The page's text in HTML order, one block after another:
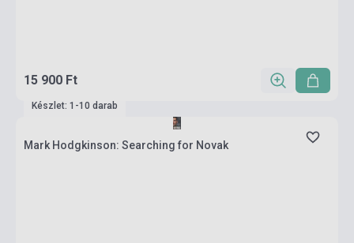
15 900 Ft
Készlet: 1-10 darab
Mark Hodgkinson: Searching for Novak